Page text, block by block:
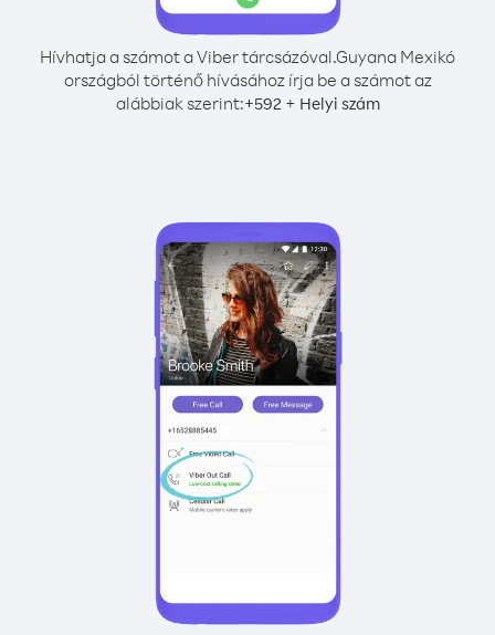
Hívhatja a számot a Viber tárcsázóval.Guyana Mexikó
országból történő hívásához írja be a számot az
alábbiak szerint:+592+ Helyi szám